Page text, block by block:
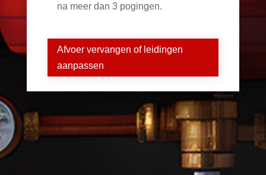
na meer dan 3 pogingen.
Afvoer vervangen of leidingen
aanpassen